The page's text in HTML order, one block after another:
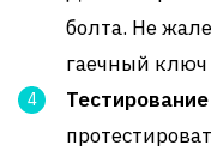
болта. Не
гаечный ключ